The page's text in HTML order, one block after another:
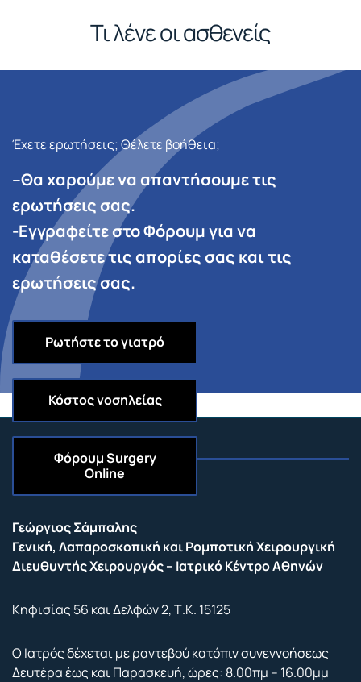
Τι λένε οι ασθενείς
Έχετε ερωτήσεις; Θέλετε βοήθεια;
–Θα χαρούμε να απαντήσουμε τις
ερωτήσεις σας.
-Εγγραφείτε στο Φόρουμ για να
καταθέσετε τις απορίες σας και τις
ερωτήσεις σας.
Ρωτήστε το γιατρό
Κόστος νοσηλείας
ΦόρουμSurgery
Online
Γεώργιος Σάμπαλης
Γενική, Λαπαροσκοπική και Ρομποτική Χειρουργική
Διευθυντής Χειρουργός – Ιατρικό Κέντρο Αθηνών
Κηφισίας 56 και Δελφών 2, Τ.Κ. 15125
Ο Ιατρός δέχεται με ραντεβού κατόπιν συνεννοήσεως
Δευτέρα έως και Παρασκευή, ώρες: 8.00πμ – 16.00μμ